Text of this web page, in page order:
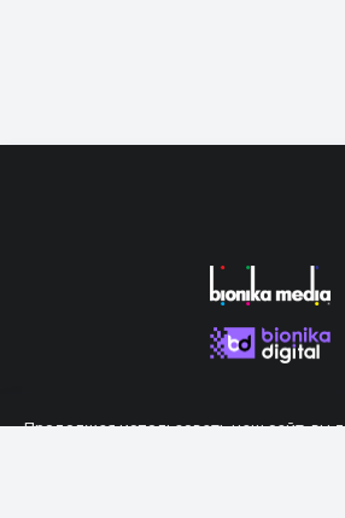
Продолжая использовать наш сайт, вы